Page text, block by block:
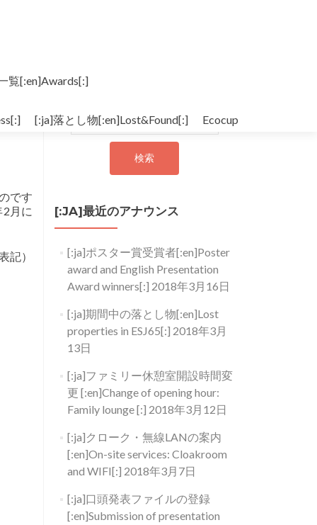
覧[:en]Awards[:]
[:ja]落とし物[:en]Lost&Found[:] Ecocup
です
月に
記）
検索:
[:JA]最近のアナウンス
[:ja]ポスター賞受賞者[:en]Poster
award and English Presentation
Award winners[:] 2018年3月16日
[:ja]期間中の落とし物[:en]Lost
properties in ESJ65[:] 2018年3月
13日
[:ja]ファミリー休憩室開設時間変
更 [:en]Change of opening hour:
Family lounge [:] 2018年3月12日
[:ja]クローク・無線LANの案内
[:en]On-site services: Cloakroom
and WIFI[:] 2018年3月7日
[:ja]口頭発表ファイルの登録
[:en]Submission of presentation